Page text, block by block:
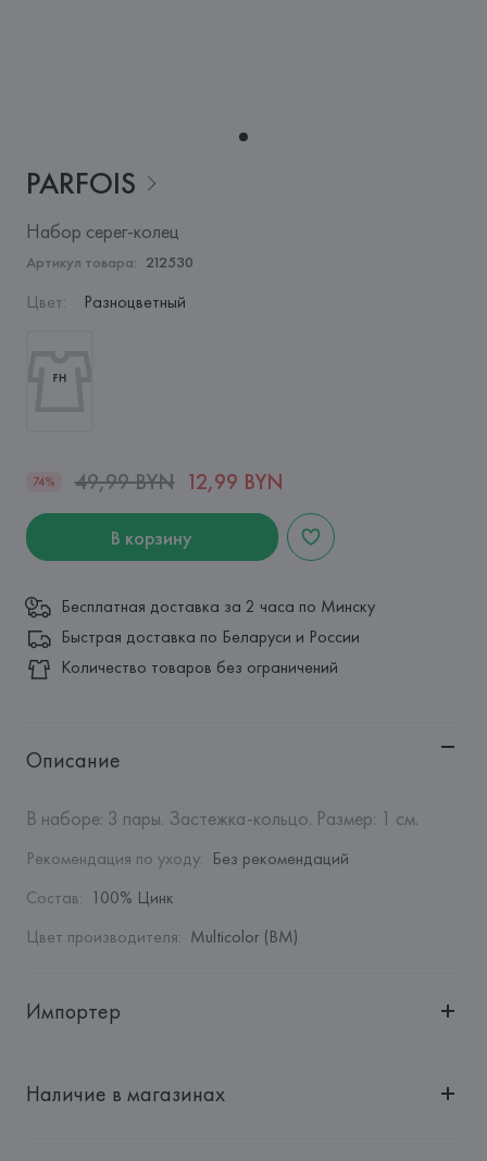
PARFOIS
Набор серег-колец
Артикул товара: 212530
Цвет: Разноцветный
74% 49,99 BYN 12,99 BYN
В корзину
Бесплатная доставка за 2 часа по Минску
Быстрая доставка по Беларуси и России
Количество товаров без ограничений
Описание
В наборе: 3 пары. Застежка-кольцо. Размер: 1 см.
Рекомендация по уходу: Без рекомендаций
Состав: 100% Цинк
Цвет производителя: Multicolor (BM)
Импортер
"БелВиринея"
Наличие в магазинах